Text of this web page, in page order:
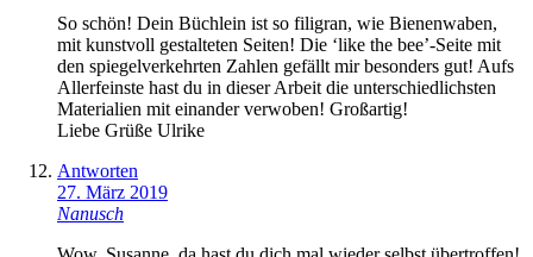
So schön! Dein Büchlein ist so filigran, wie Bienenwaben,
mit kunstvoll gestalteten Seiten! Die ‘like the bee’-Seite mit
den spiegelverkehrten Zahlen gefällt mir besonders gut! Aufs
Allerfeinste hast du in dieser Arbeit die unterschiedlichsten
Materialien mit einander verwoben! Großartig!
Liebe Grüße Ulrike
Antworten
27. März 2019
Nanusch